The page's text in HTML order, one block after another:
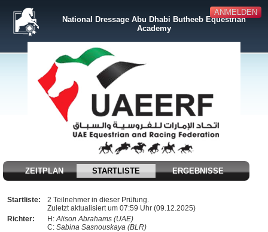
ANMELDEN
National Dressage Abu Dhabi Butheeb Equestrian
Academy
ZEITPLAN STARTLISTE ERGEBNISSE
Startliste:
2 Teilnehmer in dieser Prüfung.
Zuletzt aktualisiert um 07:59 Uhr (09.12.2025)
Richter:
H:Alison Abrahams (UAE)
C: Sabina Sasnouskaya (BLR)